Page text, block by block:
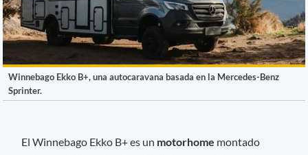
Winnebago Ekko B+, una autocaravana basada en la Mercedes-Benz
Sprinter.
El Winnebago Ekko B+ es un motorhome montado